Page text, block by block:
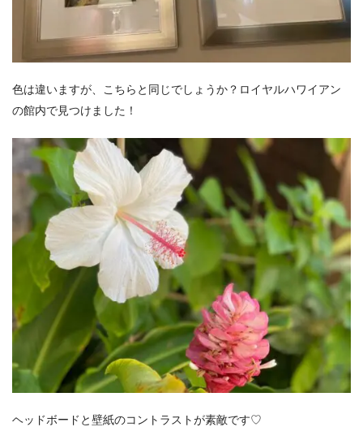
色は違いますが、こちらと同じでしょうか？ロイヤルハワイアン
の館内で見つけました！
ヘッドボードと壁紙のコントラストが素敵です♡